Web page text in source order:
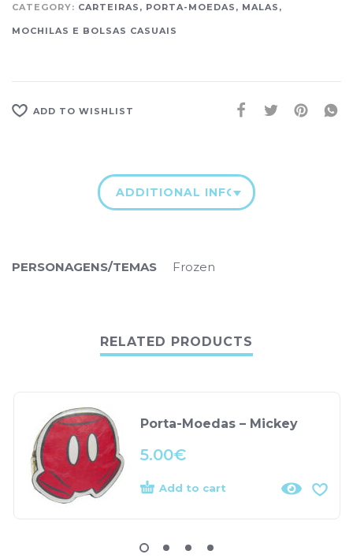
CATEGORY: CARTEIRAS, PORTA-MOEDAS, MALAS,
MOCHILAS E BOLSAS CASUAIS
ADD TO WISHLIST
ADDITIONAL INFORMATION
PERSONAGENS/TEMAS Frozen
RELATED PRODUCTS
Porta-Moedas – Mickey
5.00€
Add to cart